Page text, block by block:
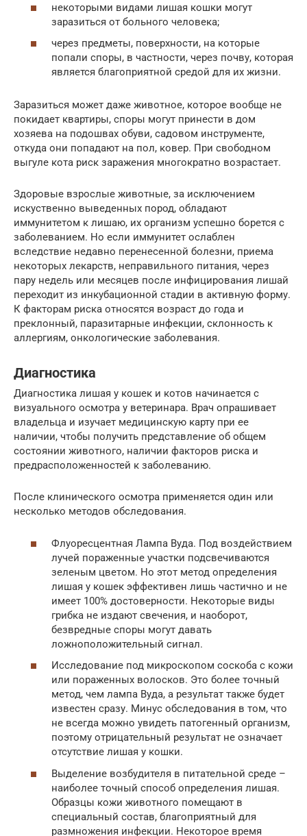
некоторыми видами лишая кошки могут
заразиться от больного человека;
через предметы, поверхности, на которые
попали споры, в частности, через почву, которая
является благоприятной средой для их жизни.
Заразиться может даже животное, которое вообще не
покидает квартиры, споры могут принести в дом
хозяева на подошвах обуви, садовом инструменте,
откуда они попадают на пол, ковер. При свободном
выгуле кота риск заражения многократно возрастает.
Здоровые взрослые животные, за исключением
искуственно выведенных пород, обладают
иммунитетом к лишаю, их организм успешно борется с
заболеванием. Но если иммунитет ослаблен
вследствие недавно перенесенной болезни, приема
некоторых лекарств, неправильного питания, через
пару недель или месяцев после инфицирования лишай
переходит из инкубационной стадии в активную форму.
К факторам риска относятся возраст до года и
преклонный, паразитарные инфекции, склонность к
аллергиям, онкологические заболевания.
Диагностика
Диагностика лишая у кошек и котов начинается с
визуального осмотра у ветеринара. Врач опрашивает
владельца и изучает медицинскую карту при ее
наличии, чтобы получить представление об общем
состоянии животного, наличии факторов риска и
предрасположенностей к заболеванию.
После клинического осмотра применяется один или
несколько методов обследования.
Флуоресцентная Лампа Вуда. Под воздействием
лучей пораженные участки подсвечиваются
зеленым цветом. Но этот метод определения
лишая у кошек эффективен лишь частично и не
имеет 100% достоверности. Некоторые виды
грибка не издают свечения, и наоборот,
безвредные споры могут давать
ложноположительный сигнал.
Исследование под микроскопом соскоба с кожи
или пораженных волосков. Это более точный
метод, чем лампа Вуда, а результат также будет
известен сразу. Минус обследования в том, что
не всегда можно увидеть патогенный организм,
поэтому отрицательный результат не означает
отсутствие лишая у кошки.
Выделение возбудителя в питательной среде –
наиболее точный способ определения лишая.
Образцы кожи животного помещают в
специальный состав, благоприятный для
размножения инфекции. Некоторое время